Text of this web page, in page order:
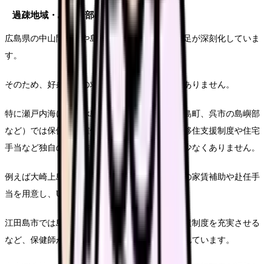
過疎地域・島しょ部の保健師求人
広島県の中山間地域や島しょ部では、保健師不足が深刻化していま
す。
そのため、好条件での求人が出ることも少なくありません。
特に瀬戸内海に浮かぶ島々（江田島市、大崎上島町、呉市の島嶼部
など）では保健師の確保が課題となっており、移住支援制度や住宅
手当など独自の優遇措置を設けている自治体も少なくありません。
例えば大崎上島町では、保健師向けに町営住宅の家賃補助や赴任手
当を用意し、UIターン者の確保に努めています。
江田島市では島内移動用の公用車提供や研修派遣制度を充実させる
など、保健師が働きやすい環境づくりに力を入れています。